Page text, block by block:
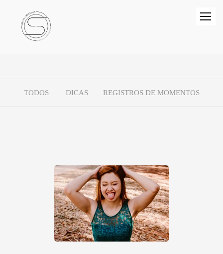
TODOS DICAS REGISTROS DE MOMENTOS